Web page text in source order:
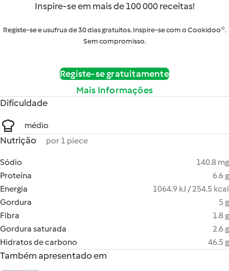
Inspire-se em mais de 100 000 receitas!
Registe-se e usufrua de 30 dias gratuitos. Inspire-se com o Cookidoo®.
Sem compromisso.
Registe-se gratuitamente
Mais Informações
Dificuldade
médio
Nutrição por 1 piece
Sódio
140.8 mg
Proteína
6.6 g
Energia
1064.9 kJ / 254.5 kcal
Gordura
5 g
Fibra
1.8 g
Gordura saturada
2.6 g
Hidratos de carbono
46.5 g
Também apresentado em